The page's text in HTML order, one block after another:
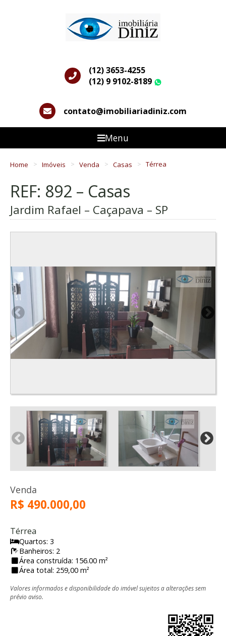
(12) 3653-4255
(12) 9 9102-8189
contato@imobiliariadiniz.com
Menu
Home Imóveis Venda Casas Térrea
REF: 892 – Casas
Jardim Rafael – Caçapava – SP
Venda
R$ 490.000,00
Térrea
Quartos: 3
Banheiros: 2
Área construída: 156.00 m²
Área total: 259,00 m²
Valores informados e disponibilidade do imóvel sujeitos a alterações sem
prévio aviso.